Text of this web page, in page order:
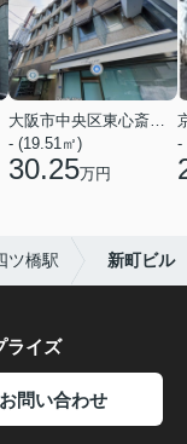
- (19.51㎡)
30.25万円
-
ツ橋駅 新町ビル
ライズ
問い合わせ